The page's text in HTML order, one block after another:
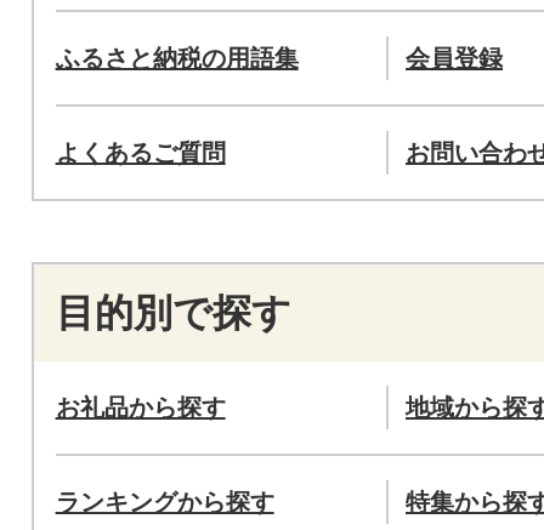
ふるさと納税の用語集 会員登録
よくあるご質問 お問い合わ
目的別で探す
お礼品から探す 地域から探
ランキングから探す 特集から探